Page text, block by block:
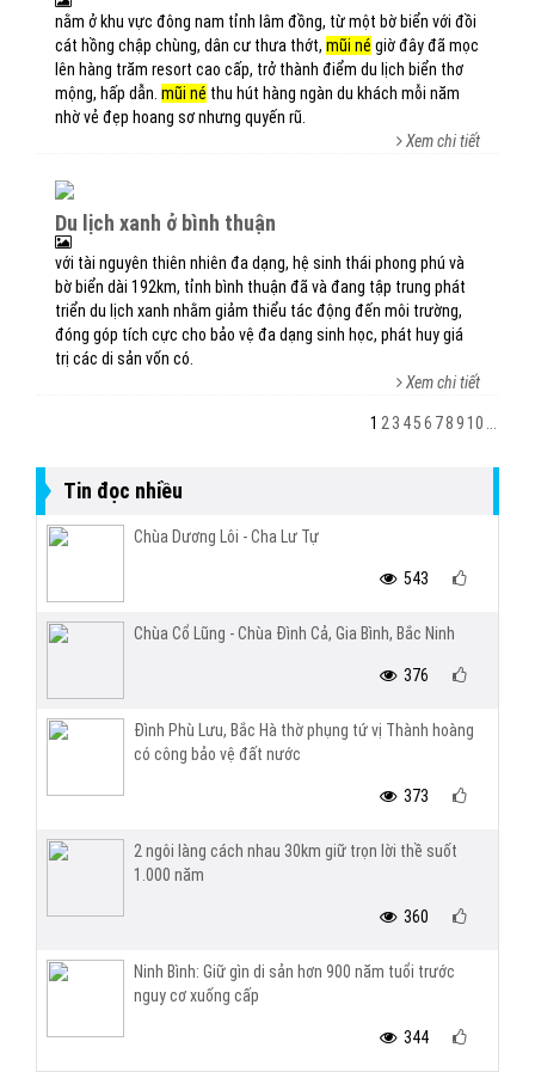
nằm ở khu vực đông nam tỉnh lâm đồng, từ một bờ biển với đồi
cát hồng chập chùng, dân cư thưa thớt, mũi né giờ đây đã mọc
lên hàng trăm resort cao cấp, trở thành điểm du lịch biển thơ
mộng, hấp dẫn. mũi né thu hút hàng ngàn du khách mỗi năm
nhờ vẻ đẹp hoang sơ nhưng quyến rũ.
Xem chi tiết
du lịch xanh ở bình thuận
với tài nguyên thiên nhiên đa dạng, hệ sinh thái phong phú và
bờ biển dài 192km, tỉnh bình thuận đã và đang tập trung phát
triển du lịch xanh nhằm giảm thiểu tác động đến môi trường,
đóng góp tích cực cho bảo vệ đa dạng sinh học, phát huy giá
trị các di sản vốn có.
Xem chi tiết
1 2 3 456 789 10
Tin đọc nhiều
Chùa Dương Lôi - Cha Lư Tự
543
Chùa Cổ Lũng - Chùa Đình Cả, Gia Bình, Bắc Ninh
376
Đình Phù Lưu, Bắc Hà thờ phụng tứ vị Thành hoàng
có công bảo vệ đất nước
373
2 ngôi làng cách nhau 30km giữ trọn lời thề suốt
1.000 năm
360
Ninh Bình: Giữ gìn di sản hơn 900 năm tuổi trước
nguy cơ xuống cấp
344